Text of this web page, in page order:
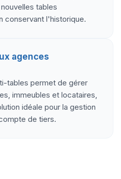
tables
conservant l'historique.
agences
tables permet de gérer
immeubles et locataires,
idéale pour la gestion
de tiers.